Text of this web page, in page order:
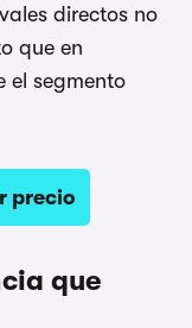
directos no
que en
el segmento
precio
que